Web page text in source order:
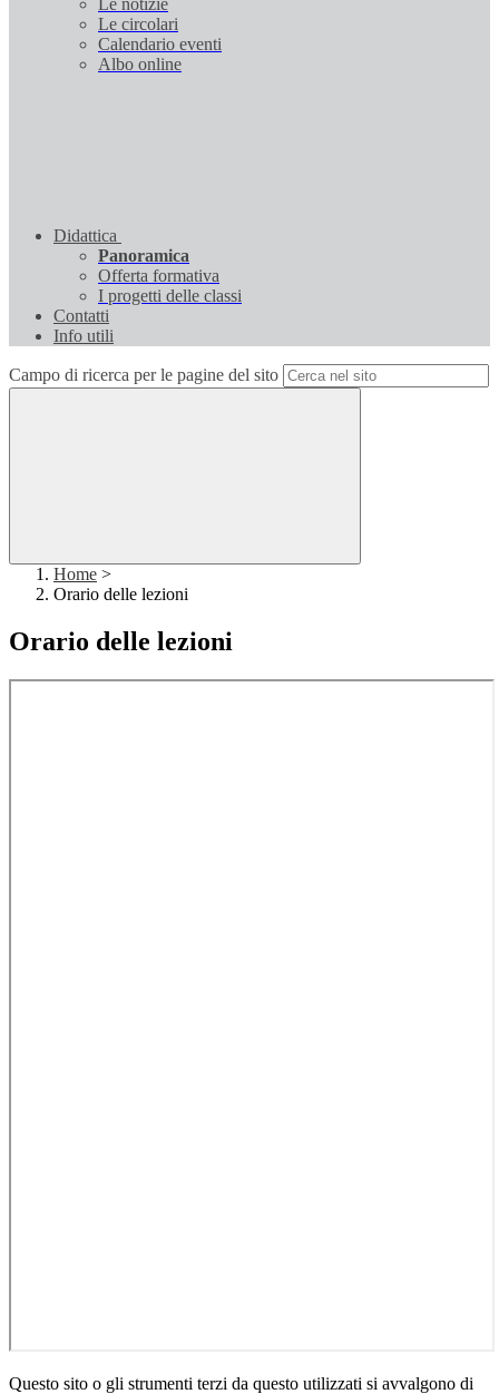
Le notizie
Le circolari
Calendario eventi
Albo online
Didattica
Panoramica
Offerta formativa
I progetti delle classi
Contatti
Info utili
Campo di ricerca per le pagine del sito
Home >
Orario delle lezioni
Orario delle lezioni
Questo sito o gli strumenti terzi da questo utilizzati si avvalgono di